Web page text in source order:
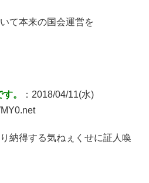
て本来の国会運営を
。
：2018/04/11(水)
納得する気ねぇくせに証人喚